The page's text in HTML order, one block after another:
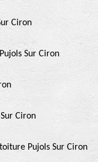
Ciron
Sur Ciron
Ciron
Pujols Sur Ciron